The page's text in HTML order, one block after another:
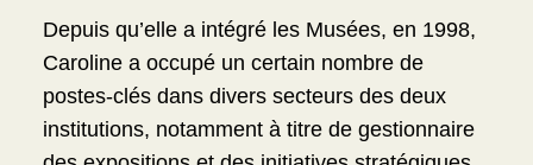
Depuis qu’elle a intégré les Musées, en 1998,
Caroline a occupé un certain nombre de
postes-clés dans divers secteurs des deux
institutions, notamment à titre de gestionnaire